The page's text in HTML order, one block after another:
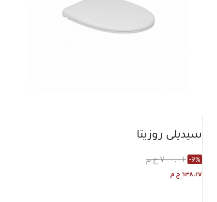
سيديلى روزيتا
٧٠٠.٠١ ج م -9%
٦٣٨.٢٧ ج م